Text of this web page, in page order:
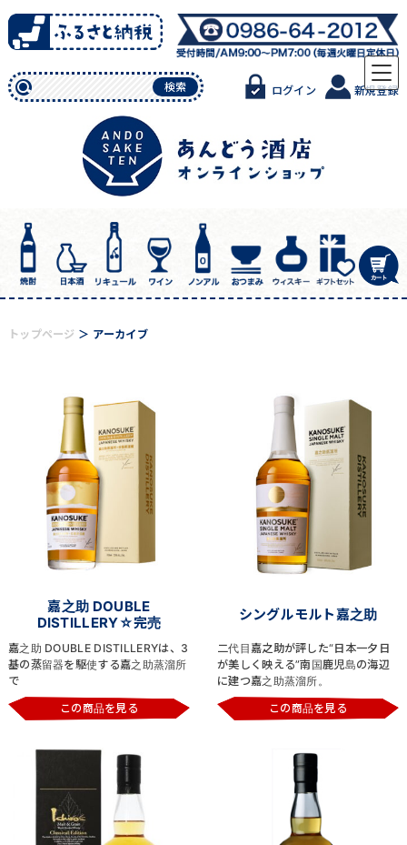
content
検索 ログイン 新規登録
トップページ アーカイブ
嘉之助 DOUBLE
DISTILLERY☆完売
嘉之助 DOUBLE DISTILLERYは、3
基の蒸留器を駆使する嘉之助蒸溜所
で
この商品を見る
シングルモルト嘉之助
二代目嘉之助が評した“日本一夕日
が美しく映える”南国鹿児島の海辺
に建つ嘉之助蒸溜所。
この商品を見る